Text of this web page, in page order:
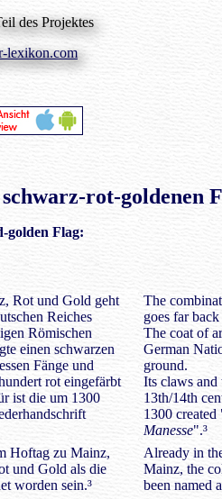
des Projektes
lexikon.com
rot-goldenen
golden Flag:
Rot und Gold geht
Reiches
Römischen
einen schwarzen
Fänge und
rot eingefärbt
ist die um 1300
The
goes far
The coat of
German
ground.
Its claws and
13th/14th
1300
Manesse".³
Hoftag zu Mainz,
und Gold als die
worden sein.³
Already in
Mainz, the
been named